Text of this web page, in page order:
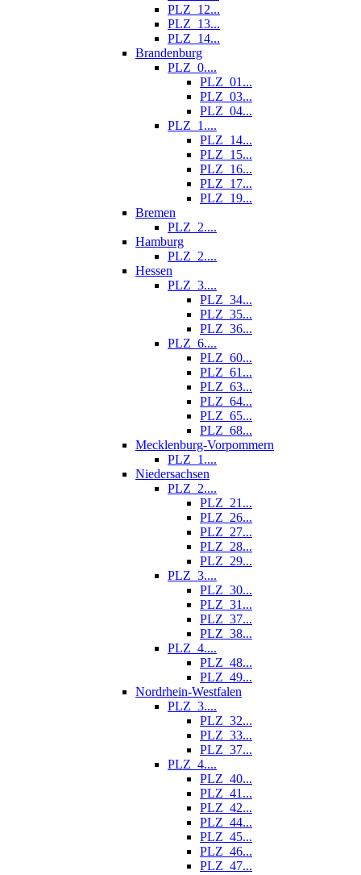
PLZ_12...
PLZ_13...
PLZ_14...
Brandenburg
PLZ_0....
PLZ_01...
PLZ_03...
PLZ_04...
PLZ_1....
PLZ_14...
PLZ_15...
PLZ_16...
PLZ_17...
PLZ_19...
Bremen
PLZ_2....
Hamburg
PLZ_2....
Hessen
PLZ_3....
PLZ_34...
PLZ_35...
PLZ_36...
PLZ_6....
PLZ_60...
PLZ_61...
PLZ_63...
PLZ_64...
PLZ_65...
PLZ_68...
Mecklenburg-Vorpommern
PLZ_1....
Niedersachsen
PLZ_2....
PLZ_21...
PLZ_26...
PLZ_27...
PLZ_28...
PLZ_29...
PLZ_3....
PLZ_30...
PLZ_31...
PLZ_37...
PLZ_38...
PLZ_4....
PLZ_48...
PLZ_49...
Nordrhein-Westfalen
PLZ_3....
PLZ_32...
PLZ_33...
PLZ_37...
PLZ_4....
PLZ_40...
PLZ_41...
PLZ_42...
PLZ_44...
PLZ_45...
PLZ_46...
PLZ_47...